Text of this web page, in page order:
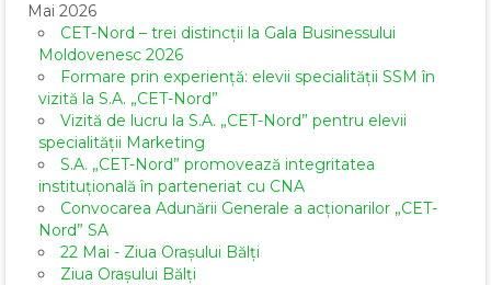
Mai 2026
CET-Nord – trei distincții la Gala Businessului
Moldovenesc 2026
Formare prin experiență: elevii specialității SSM în
vizită la S.A. „CET-Nord”
Vizită de lucru la S.A. „CET-Nord” pentru elevii
specialității Marketing
S.A. „CET-Nord” promovează integritatea
instituțională în parteneriat cu CNA
Convocarea Adunării Generale a acționarilor „CET-
Nord” SA
22 Mai - Ziua Orașului Bălți
Ziua Orașului Bălți